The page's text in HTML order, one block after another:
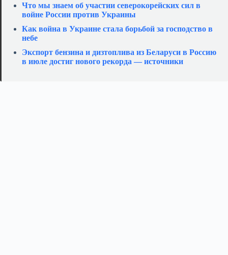
Что мы знаем об участии северокорейских сил в
войне России против Украины
Как война в Украине стала борьбой за господство в
небе
Экспорт бензина и дизтоплива из Беларуси в Россию
в июле достиг нового рекорда — источники